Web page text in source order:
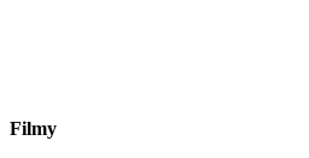
Filmy